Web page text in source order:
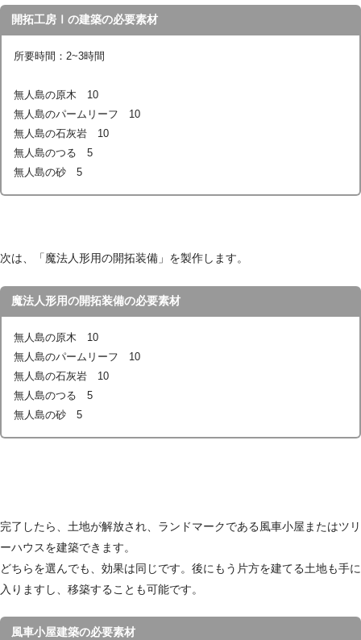
開拓工房Ⅰの建築の必要素材
所要時間：2~3時間
無人島の原木 10
無人島のパームリーフ 10
無人島の石灰岩 10
無人島のつる 5
無人島の砂 5
次は、「魔法人形用の開拓装備」を製作します。
魔法人形用の開拓装備の必要素材
無人島の原木 10
無人島のパームリーフ 10
無人島の石灰岩 10
無人島のつる 5
無人島の砂 5
完了したら、土地が解放され、ランドマークである風車小屋またはツリ
ーハウスを建築できます。
どちらを選んでも、効果は同じです。後にもう片方を建てる土地も手に
入りますし、移築することも可能です。
風車小屋建築の必要素材